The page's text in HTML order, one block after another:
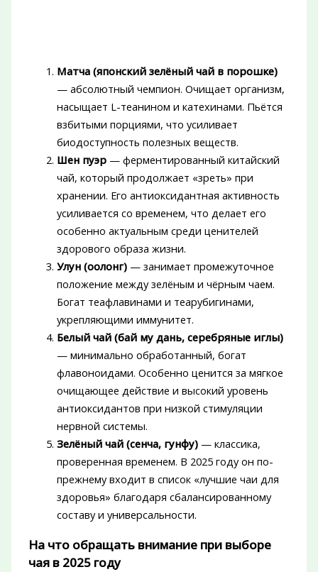
Матча (японский зелёный чай в порошке)
— абсолютный чемпион. Очищает организм,
насыщает L-теанином и катехинами. Пьётся
взбитыми порциями, что усиливает
биодоступность полезных веществ.
Шен пуэр— ферментированный китайский
чай, который продолжает «зреть» при
хранении. Его антиоксидантная активность
усиливается со временем, что делает его
особенно актуальным среди ценителей
здорового образа жизни.
Улун (оолонг)— занимает промежуточное
положение между зелёным и чёрным чаем.
Богат теафлавинами и теарубигинами,
укрепляющими иммунитет.
Белый чай (бай му дань, серебряные иглы)
— минимально обработанный, богат
флавоноидами. Особенно ценится за мягкое
очищающее действие и высокий уровень
антиоксидантов при низкой стимуляции
нервной системы.
Зелёный чай (сенча, гунфу)— классика,
проверенная временем. В 2025 году он по-
прежнему входит в список «лучшие чаи для
здоровья» благодаря сбалансированному
составу и универсальности.
На что обращать внимание при выборе
чая в 2025 году